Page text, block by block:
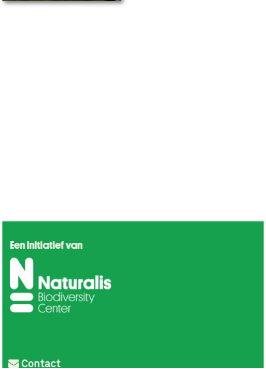
Contact